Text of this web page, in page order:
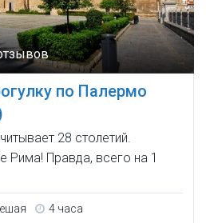
по Палермо
28 столетий.
Правда, всего на 1
4 часа